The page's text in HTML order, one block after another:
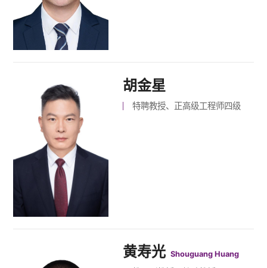
胡金星
特聘教授、正高级工程师四级
黄寿光 Shouguang Huang